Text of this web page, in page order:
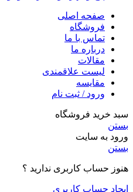
صفحه اصلی
فروشگاه
تماس با ما
درباره ما
مقالات
لیست علاقمندی
مقایسه
ورود / ثبت نام
سبد خرید فروشگاه
بستن
ورود به سایت
بستن
هنوز حساب کاربری ندارید ؟
ایجاد حساب کاربری